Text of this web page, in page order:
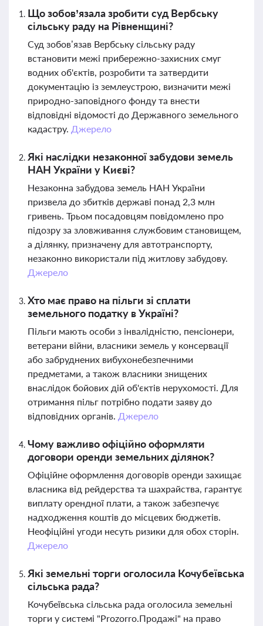
Що зобов’язала зробити суд Вербську
сільську раду на Рівненщині?
Суд зобов’язав Вербську сільську раду
встановити межі прибережно-захисних смуг
водних об'єктів, розробити та затвердити
документацію із землеустрою, визначити межі
природно-заповідного фонду та внести
відповідні відомості до Державного земельного
кадастру. Джерело
Які наслідки незаконної забудови земель
НАН України у Києві?
Незаконна забудова земель НАН України
призвела до збитків державі понад 2,3 млн
гривень. Трьом посадовцям повідомлено про
підозру за зловживання службовим становищем,
а ділянку, призначену для автотранспорту,
незаконно використали під житлову забудову.
Джерело
Хто має право на пільги зі сплати
земельного податку в Україні?
Пільги мають особи з інвалідністю, пенсіонери,
ветерани війни, власники земель у консервації
або забруднених вибухонебезпечними
предметами, а також власники знищених
внаслідок бойових дій об'єктів нерухомості. Для
отримання пільг потрібно подати заяву до
відповідних органів. Джерело
Чому важливо офіційно оформляти
договори оренди земельних ділянок?
Офіційне оформлення договорів оренди захищає
власника від рейдерства та шахрайства, гарантує
виплату орендної плати, а також забезпечує
надходження коштів до місцевих бюджетів.
Неофіційні угоди несуть ризики для обох сторін.
Джерело
Які земельні торги оголосила Кочубеївська
сільська рада?
Кочубеївська сільська рада оголосила земельні
торги у системі "Prozorro.Продажі" на право